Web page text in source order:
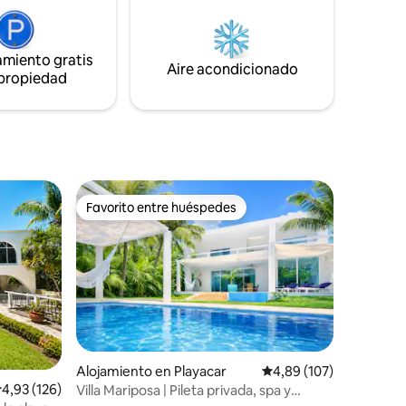
y
pequeño y restaurantes propios) y
queremos que disfrutes nuestra propia
casa para vivir una experiencia increíble!
gratis
Aire acondicionado
promedio: 4,93 de 5. 126 evaluaciones
4,93 (126)
Favorito entre huéspedes
Favorito entre huéspedes
Alojamiento en Playacar Calificación promedio:
4,89 (107)
Villa Mariposa | Pileta privada, spa y